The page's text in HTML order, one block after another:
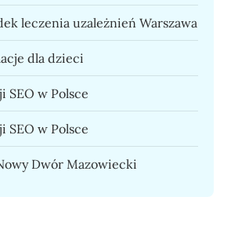
leczenia uzależnień Warszawa
dla dzieci
SEO w Polsce
SEO w Polsce
Dwór Mazowiecki